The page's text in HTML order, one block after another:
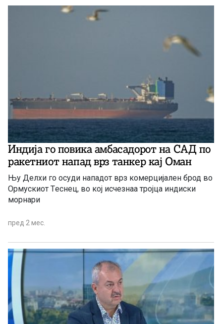
Индија го повика амбасадорот на САД по
ракетниот напад врз танкер кај Оман
Њу Делхи го осуди нападот врз комерцијален брод во
Ормускиот Tеснец, во кој исчезнаа тројца индиски
морнари
пред 2 мес.